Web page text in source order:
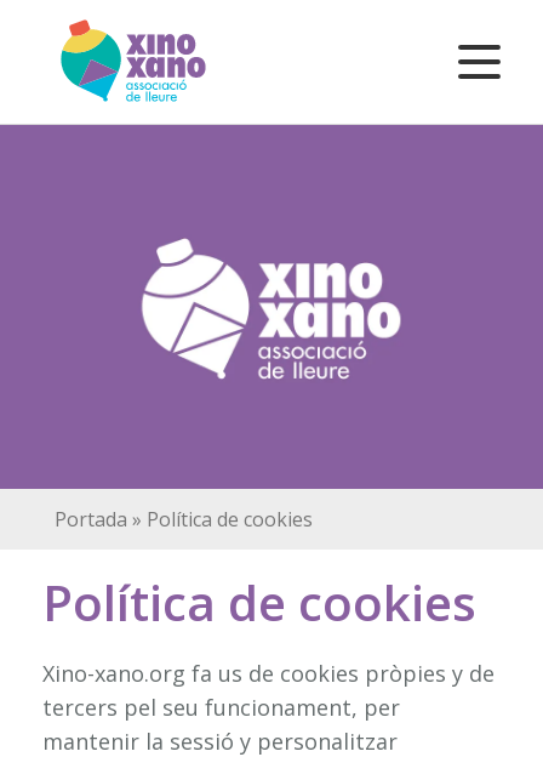
Portada » Política de cookies
Política de cookies
Xino-xano.org fa us de cookies pròpies y de
tercers pel seu funcionament, per
mantenir la sessió y personalitzar